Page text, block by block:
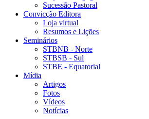
Sucessão Pastoral
Convicção Editora
Loja virtual
Resumos e Lições
Seminários
STBNB - Norte
STBSB - Sul
STBE - Equatorial
Mídia
Artigos
Fotos
Vídeos
Notícias